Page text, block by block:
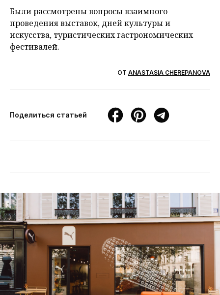
Были рассмотрены вопросы взаимного
проведения выставок, дней культуры и
искусства, туристических гастрономических
фестивалей.
ОТ ANASTASIA CHEREPANOVA
Поделиться статьей